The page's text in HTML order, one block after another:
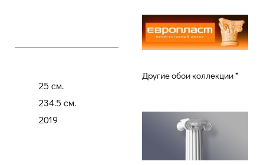
25 cм.
234.5 cм.
2019
Другие обои коллекции *